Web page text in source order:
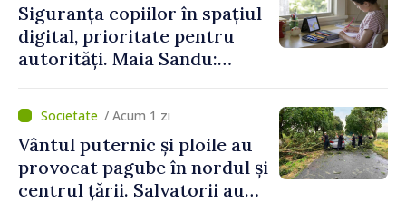
Siguranța copiilor în spațiul
digital, prioritate pentru
autorități. Maia Sandu:
mecanisme care să-i
protejeze”/ Acum 1 zi
Vântul puternic și ploile au
provocat pagube în nordul și
centrul țării. Salvatorii au